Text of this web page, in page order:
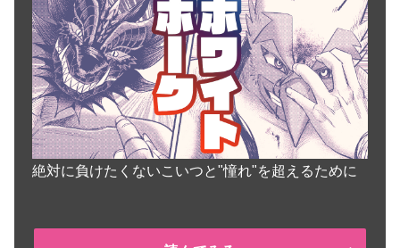
絶対に負けたくないこいつと"憧れ"を超えるために